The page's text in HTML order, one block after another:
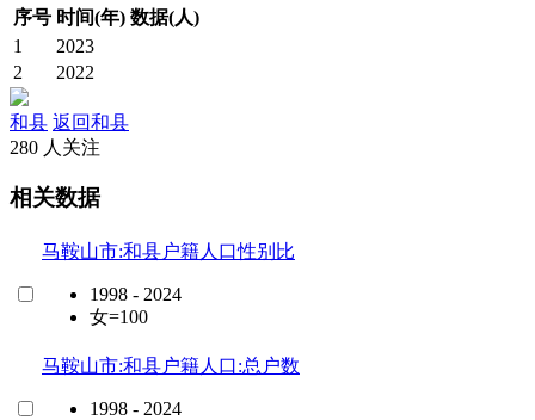
序号 时间(年) 数据(人)
1
2023
2
2022
和县 返回和县
280 人关注
相关数据
马鞍山市:和县户籍人口性别比
1998 - 2024
女=100
马鞍山市:和县户籍人口:总户数
1998 - 2024